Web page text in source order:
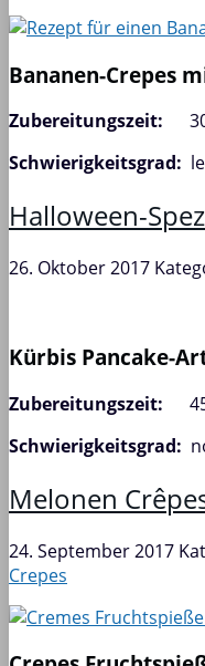
Bananen-Crepes
Zubereitungszeit:
Schwierigkeitsgrad:
Halloween-
26. Oktober 2017
Kürbis Pancake-
Zubereitungszeit:
Schwierigkeitsgrad:
Melonen
24. September 2017
Crepes